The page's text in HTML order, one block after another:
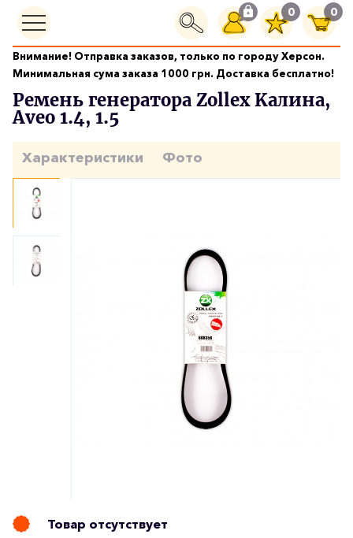
0 0
Внимание! Отправка заказов, только по городу Херсон.
Минимальная сума заказа 1000 грн. Доставка бесплатно!
Двигатель Ремень генератора Zollex Kалина, Aveo 1.4, 1.5
Ремень генератора Zollex Kалина,
Aveo 1.4, 1.5
Характеристики Фото
Товар отсутствует